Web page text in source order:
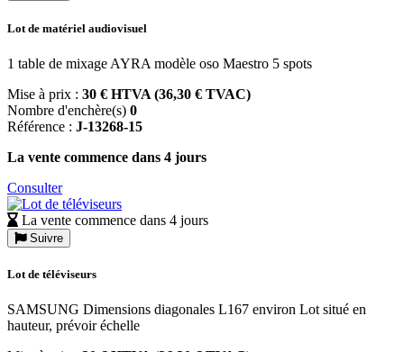
Lot de matériel audiovisuel
1 table de mixage AYRA modèle oso Maestro 5 spots
Mise à prix : 30 € HTVA (36,30 € TVAC)
Nombre d'enchère(s) 0
Référence : J-13268-15
La vente commence dans 4 jours
Consulter
La vente commence dans 4 jours
Suivre
Lot de téléviseurs
SAMSUNG Dimensions diagonales L167 environ Lot situé en
hauteur, prévoir échelle